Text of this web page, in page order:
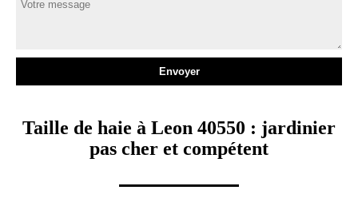
Taille de haie à Leon 40550 : jardinier
pas cher et compétent